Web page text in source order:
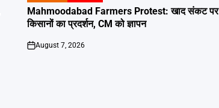
INMahmoodabad Farmers Protest: खाद संकट पर
किसानों का प्रदर्शन, CM को ज्ञापन
on
August 7, 2026